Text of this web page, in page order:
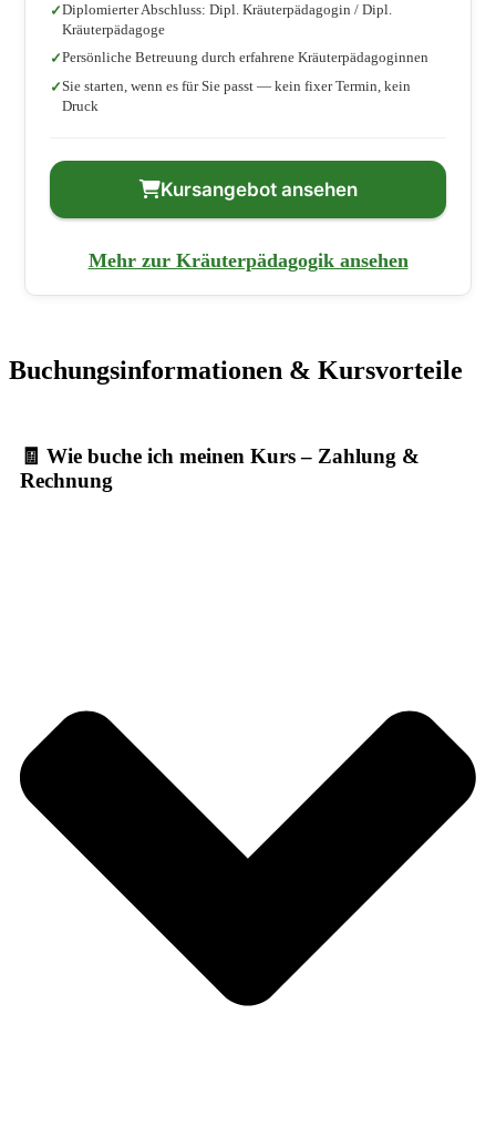
Diplomierter Abschluss: Dipl. Kräuterpädagogin / Dipl.
Kräuterpädagoge
Persönliche Betreuung durch erfahrene Kräuterpädagoginnen
Sie starten, wenn es für Sie passt — kein fixer Termin, kein
Druck
Kursangebot ansehen
Mehr zur Kräuterpädagogik ansehen
Buchungsinformationen & Kursvorteile
🧾 Wie buche ich meinen Kurs – Zahlung &
Rechnung